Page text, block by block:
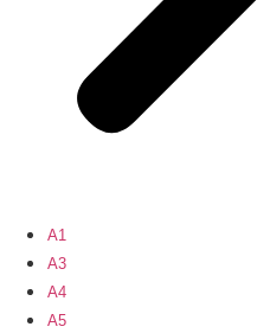
A1
A3
A4
A5